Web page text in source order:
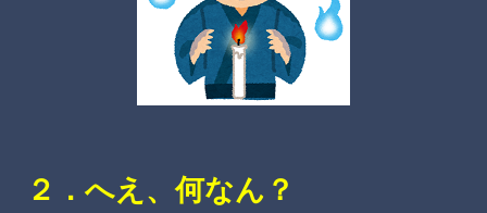
２．へえ、何なん？